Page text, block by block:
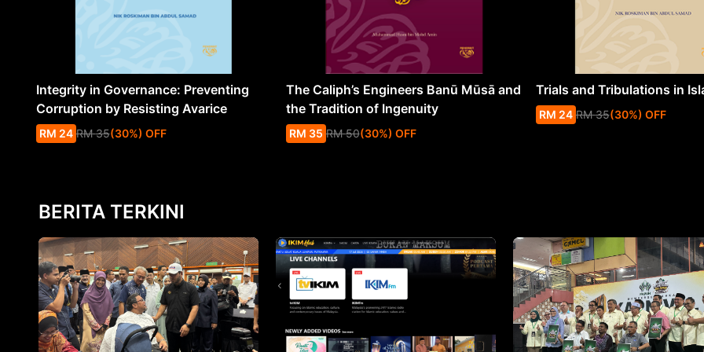
Integrity in Governance: Preventing
Corruption by Resisting Avarice
RM 24 RM 35(30%) OFF
The Caliph’s Engineers Banū Mūsā and
the Tradition of Ingenuity
RM 35 RM 50(30%) OFF
Trials and Tribulations in
RM 24 RM 35(30%) OFF
BERITA TERKINI